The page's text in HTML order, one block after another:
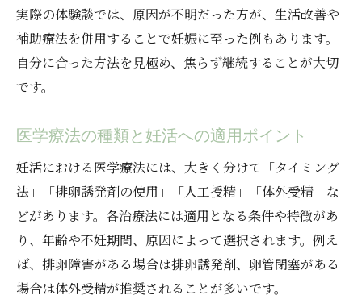
実際の体験談では、原因が不明だった方が、生活改善や
補助療法を併用することで妊娠に至った例もあります。
自分に合った方法を見極め、焦らず継続することが大切
です。
医学療法の種類と妊活への適用ポイント
妊活における医学療法には、大きく分けて「タイミング
法」「排卵誘発剤の使用」「人工授精」「体外受精」な
どがあります。各治療法には適用となる条件や特徴があ
り、年齢や不妊期間、原因によって選択されます。例え
ば、排卵障害がある場合は排卵誘発剤、卵管閉塞がある
場合は体外受精が推奨されることが多いです。